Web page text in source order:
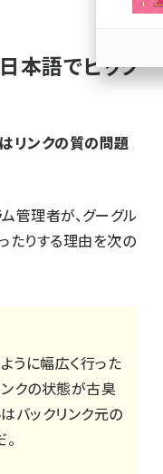
本語でピック
リンクの質の問題
管理者が、グーグル
たりする理由を次の
うに幅広く行った
ンクの状態が古臭
バックリンク元の